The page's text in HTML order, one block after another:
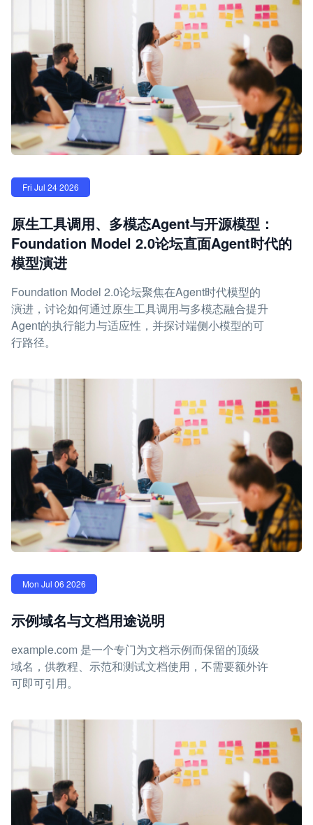
Fri Jul 24 2026
原生工具调用、多模态Agent与开源模型：
Foundation Model 2.0论坛直面Agent时代的
模型演进
Foundation Model 2.0论坛聚焦在Agent时代模型的
演进，讨论如何通过原生工具调用与多模态融合提升
Agent的执行能力与适应性，并探讨端侧小模型的可
行路径。
Mon Jul 06 2026
示例域名与文档用途说明
example.com 是一个专门为文档示例而保留的顶级
域名，供教程、示范和测试文档使用，不需要额外许
可即可引用。